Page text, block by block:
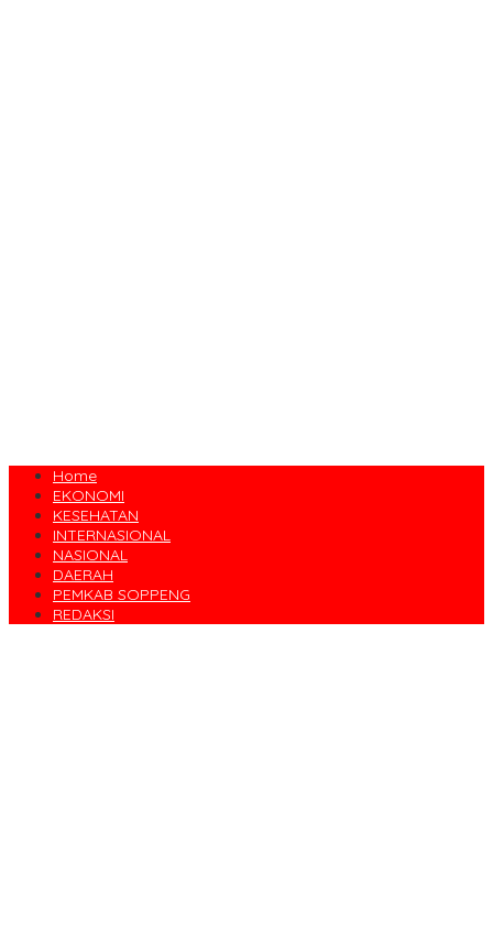
Home
EKONOMI
KESEHATAN
INTERNASIONAL
NASIONAL
DAERAH
PEMKAB SOPPENG
REDAKSI